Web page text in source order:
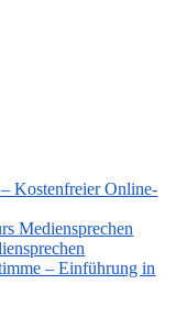
Kostenfreier Online-
Mediensprechen
– Einführung in